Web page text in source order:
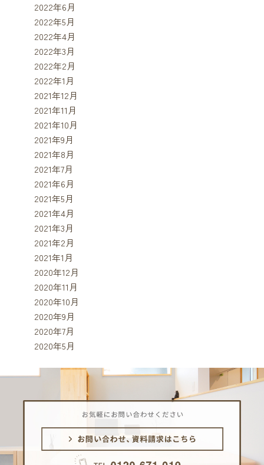
2022年6月
2022年5月
2022年4月
2022年3月
2022年2月
2022年1月
2021年12月
2021年11月
2021年10月
2021年9月
2021年8月
2021年7月
2021年6月
2021年5月
2021年4月
2021年3月
2021年2月
2021年1月
2020年12月
2020年11月
2020年10月
2020年9月
2020年7月
2020年5月